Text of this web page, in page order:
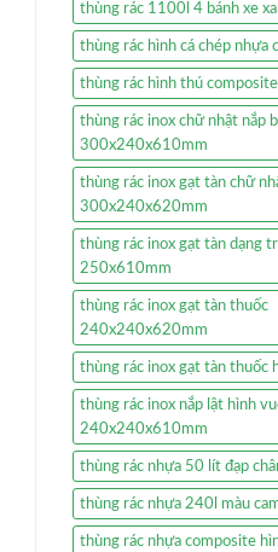
thùng rác 1100l 4 bánh xe
thùng rác hình cá chép nhựa
thùng rác hình thú composite
thùng rác inox chữ nhật nắp
300x240x610mm
thùng rác inox gạt tàn chữ
300x240x620mm
thùng rác inox gạt tàn dạng
250x610mm
thùng rác inox gạt tàn thuốc
240x240x620mm
thùng rác inox gạt tàn thuốc
thùng rác inox nắp lật hình
240x240x610mm
thùng rác nhựa 50 lít đạp
thùng rác nhựa 240l màu
thùng rác nhựa composite